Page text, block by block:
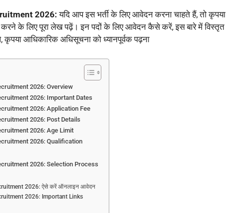
2026:यदि आप इस भर्ती के लिए आवेदन करना चाहते हैं, तो कृपया
करने के लिए पूरा लेख पढ़ें। इन पदों के लिए आवेदन कैसे करें, इस बारे में विस्तृत
आधिकारिक अधिसूचना को ध्यानपूर्वक पढ़ना
2026: Overview
2026: Important Dates
2026: Application Fee
2026: Post Details
2026: Age Limit
2026: Qualification
2026: Selection Process
2026: ऐसे करें ऑनलाइन आवेदन
2026: Important Links